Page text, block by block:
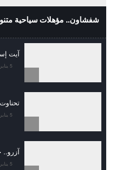
شفشاون.. مؤهلات سياحية
آيت
5 يناير 2021
5 يناير 2021
آزرو..
5 يناير 2021